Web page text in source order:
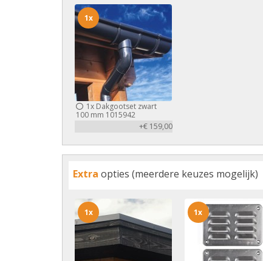
1x Dakgootset zwart
100 mm 1015942
+€ 159,00
1x
Extra opties (meerdere keuzes mogelijk)
1x 1x